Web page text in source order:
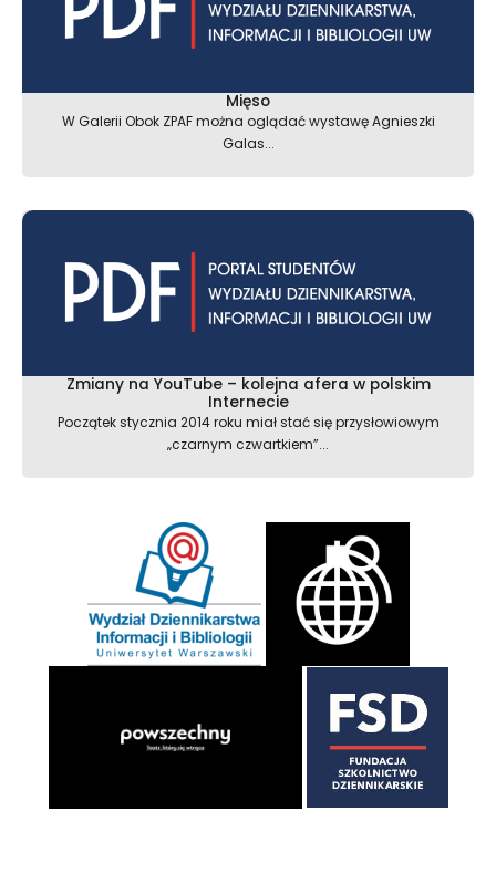
Mięso
W Galerii Obok ZPAF można oglądać wystawę Agnieszki
Galas...
Zmiany na YouTube – kolejna afera w polskim
Internecie
Początek stycznia 2014 roku miał stać się przysłowiowym
„czarnym czwartkiem”...